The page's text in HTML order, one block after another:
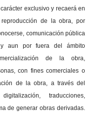
exclusivo y recaerá en
de la obra, por
comunicación pública
aun por fuera del ámbito
de la obra,
con fines comerciales o
de la obra, a través del
traducciones,
de generar obras derivadas.